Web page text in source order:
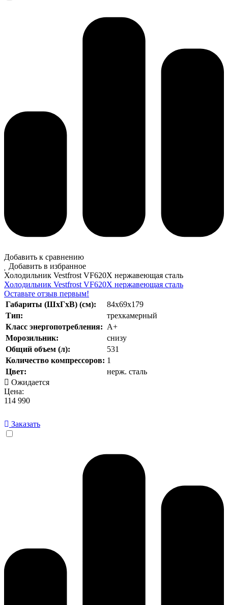
Добавить к сравнению
Добавить в избранное
Холодильник Vestfrost VF620X нержавеющая сталь
Холодильник Vestfrost VF620X нержавеющая сталь
Оставьте отзыв первым!
Габариты (ШхГхВ) (см):
84x69x179
Тип:
трехкамерный
Класс энергопотребления: А+
Морозильник:
снизу
Общий объем (л):
531
Количество компрессоров: 1
Цвет:
нерж. сталь
Ожидается
Цена:
114 990
Заказать